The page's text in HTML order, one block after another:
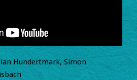
Hundertmark, Simon